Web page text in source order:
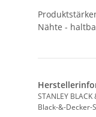
Nähte -
STANLEY
Black-&-Decker-